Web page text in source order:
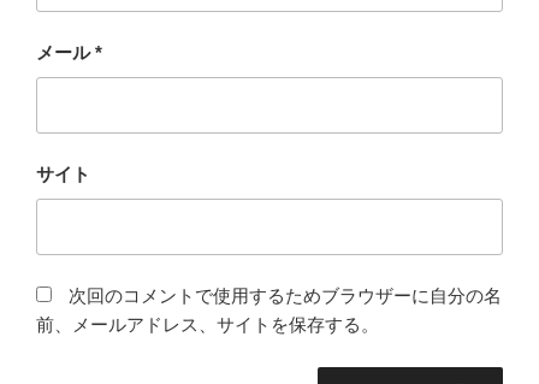
メール*
サイト
次回のコメントで使用するためブラウザーに自分の名
前、メールアドレス、サイトを保存する。